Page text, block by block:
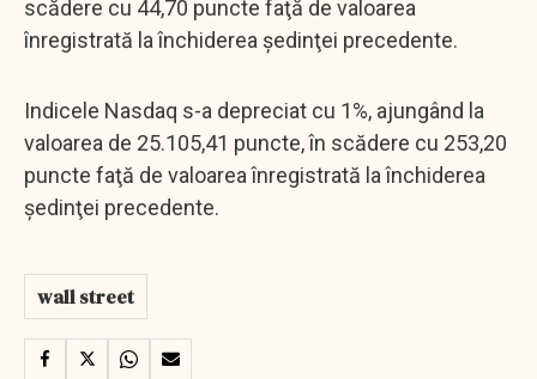
scădere cu 44,70 puncte faţă de valoarea
înregistrată la închiderea şedinţei precedente.
Indicele Nasdaq s-a depreciat cu 1%, ajungând la
valoarea de 25.105,41 puncte, în scădere cu 253,20
puncte faţă de valoarea înregistrată la închiderea
şedinţei precedente.
wall street